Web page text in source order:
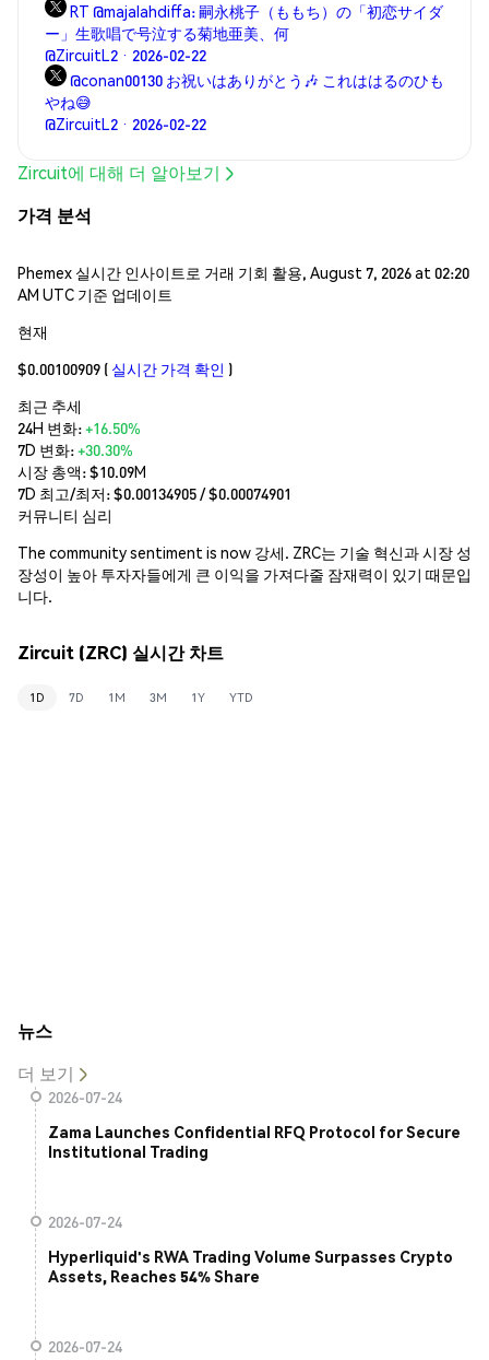
RT @majalahdiffa: 嗣永桃子（ももち）の「初恋サイダ
ー」生歌唱で号泣する菊地亜美、何
@ZircuitL2 · 2026-02-22
@conan00130 お祝いはありがとう🎶 これははるのひも
やね😅
@ZircuitL2 · 2026-02-22
Zircuit에 대해 더 알아보기
가격 분석
Phemex 실시간 인사이트로 거래 기회 활용, August 7, 2026 at 02:20
AM UTC 기준 업데이트
현재
$0.00100909 ( 실시간 가격 확인 )
최근 추세
24H 변화:+16.50%
7D 변화:+30.30%
시장 총액:$10.09M
7D 최고/최저: $0.00134905/ $0.00074901
커뮤니티 심리
The community sentiment is now 강세. ZRC는 기술 혁신과 시장 성
장성이 높아 투자자들에게 큰 이익을 가져다줄 잠재력이 있기 때문입
니다.
Zircuit (ZRC) 실시간 차트
1D 7D 1M 3M 1Y YTD
뉴스
더 보기
2026-07-24
Zama Launches Confidential RFQ Protocol for Secure
Institutional Trading
2026-07-24
Hyperliquid's RWA Trading Volume Surpasses Crypto
Assets, Reaches 54% Share
2026-07-24